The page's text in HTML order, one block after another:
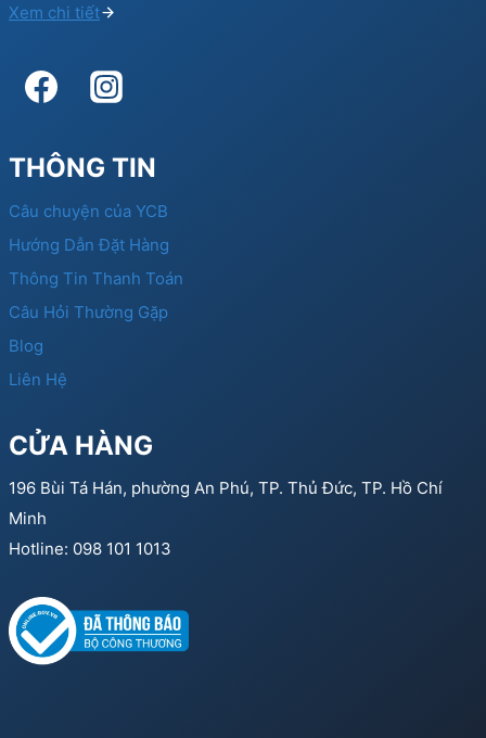
Xem chi tiết
THÔNG TIN
Câu chuyện của YCB
Hướng Dẫn Đặt Hàng
Thông Tin Thanh Toán
Câu Hỏi Thường Gặp
Blog
Liên Hệ
CỬA HÀNG
196 Bùi Tá Hán, phường An Phú, TP. Thủ Đức, TP. Hồ Chí
Minh
Hotline: 098 101 1013